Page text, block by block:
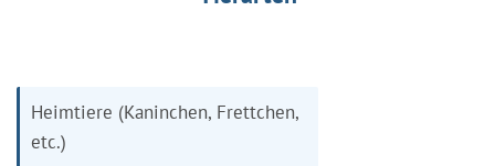
Heimtiere (Kaninchen, Frettchen,
etc.)